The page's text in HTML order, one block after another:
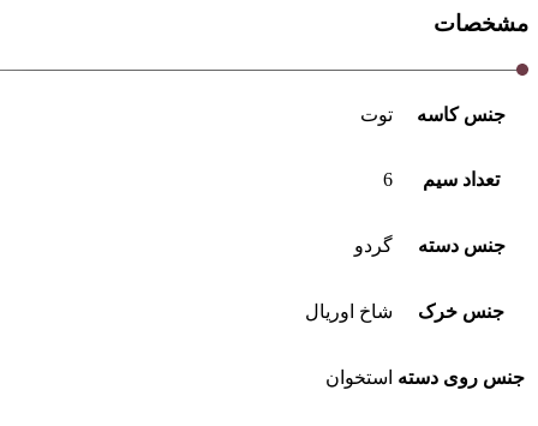
مشخصات
جنس کاسه توت
تعداد سیم 6
جنس دسته گردو
جنس خرک شاخ اوریال
جنس روی دسته استخوان